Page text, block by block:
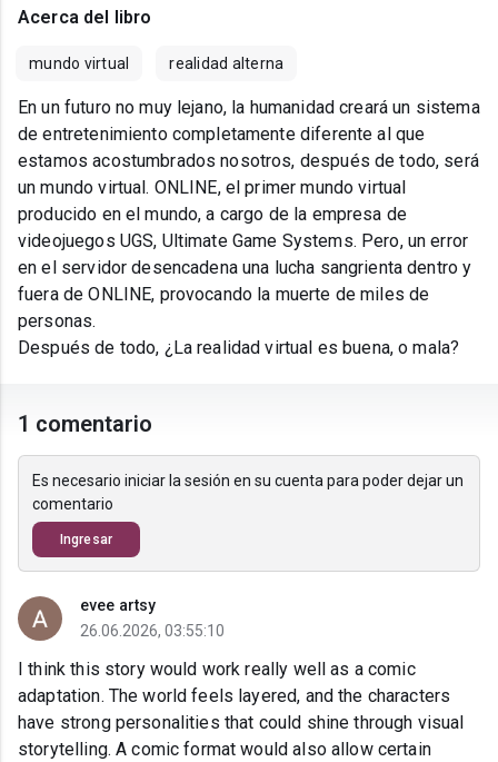
Acerca del libro
mundo virtual realidad alterna
En un futuro no muy lejano, la humanidad creará un sistema
de entretenimiento completamente diferente al que
estamos acostumbrados nosotros, después de todo, será
un mundo virtual. ONLINE, el primer mundo virtual
producido en el mundo, a cargo de la empresa de
videojuegos UGS, Ultimate Game Systems. Pero, un error
en el servidor desencadena una lucha sangrienta dentro y
fuera de ONLINE, provocando la muerte de miles de
personas.
Después de todo, ¿La realidad virtual es buena, o mala?
1 comentario
Es necesario iniciar la sesión en su cuenta para poder dejar un
comentario
Ingresar
evee artsy
26.06.2026, 03:55:10
I think this story would work really well as a comic
adaptation. The world feels layered, and the characters
have strong personalities that could shine through visual
storytelling. A comic format would also allow certain